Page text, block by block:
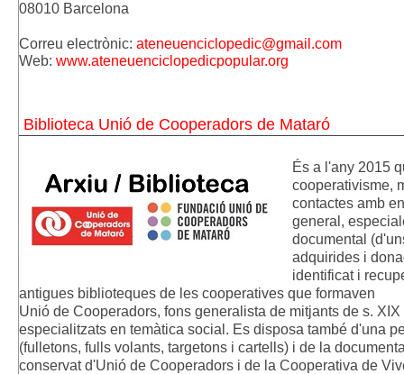
08010 Barcelona
Correu electrònic: ateneuenciclopedic@gmail.com
Web: www.ateneuenciclopedicpopular.org
Biblioteca Unió de Cooperadors de Mataró
És a l'any 2015
cooperativisme,
contactes amb
general,
documental
adquirides i
identificat i
antigues biblioteques de les cooperatives que formaven
Unió de Cooperadors, fons generalista de mitjants de s.
especialitzats en temàtica social. Es disposa també d'una
(fulletons, fulls volants, targetons i cartells) i de la
conservat d'Unió de Cooperadors i de la Cooperativa de